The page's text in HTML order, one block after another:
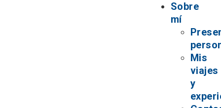
Sobre
mí
Mis
viajes
y